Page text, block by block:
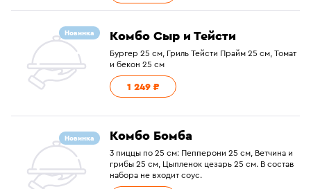
Новинка Комбо Сыр и Тейсти
Бургер 25 см, Гриль Тейсти Прайм 25 см, Томат
и бекон 25 см
1 249 ₽
Новинка Комбо Бомба
3 пиццы по 25 см: Пепперони 25 см, Ветчина и
грибы 25 см, Цыпленок цезарь 25 см. В состав
набора не входит соус.